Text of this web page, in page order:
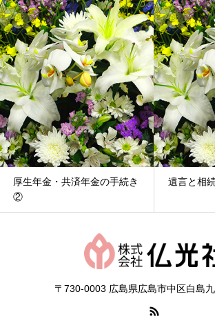
厚生年金・共済年金の手続き
②
遺言と相
〒730-0003 広島県広島市中区白島